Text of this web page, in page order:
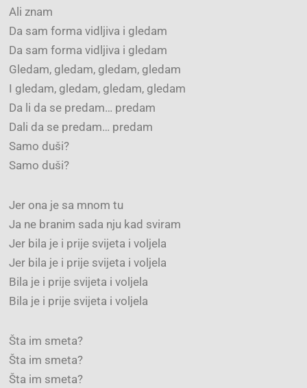
Ali znam
Da sam forma vidljiva i gledam
Da sam forma vidljiva i gledam
Gledam, gledam, gledam, gledam
I gledam, gledam, gledam, gledam
Da li da se predam… predam
Dali da se predam… predam
Samo duši?
Samo duši?
Jer ona je sa mnom tu
Ja ne branim sada nju kad sviram
Jer bila je i prije svijeta i voljela
Jer bila je i prije svijeta i voljela
Bila je i prije svijeta i voljela
Bila je i prije svijeta i voljela
Šta im smeta?
Šta im smeta?
Šta im smeta?